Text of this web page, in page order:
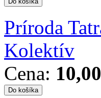
Príroda
Kolektív
Cena: